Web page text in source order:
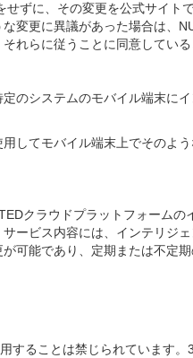
ずに、その変更を公式サイト
変更に異議があった場合は、
れらに従うことに同意している
のシステムのモバイル端末に
してモバイル端末上でそのよ
クラウドプラットフォームの
ービス内容には、インテリジ
可能であり、定期または不定
することは禁じられています。